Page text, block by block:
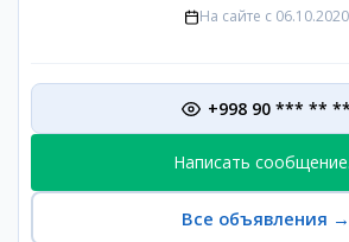
На сайте с 06.10.2020
+998 90 *** ** **
Написать
Все объявления →